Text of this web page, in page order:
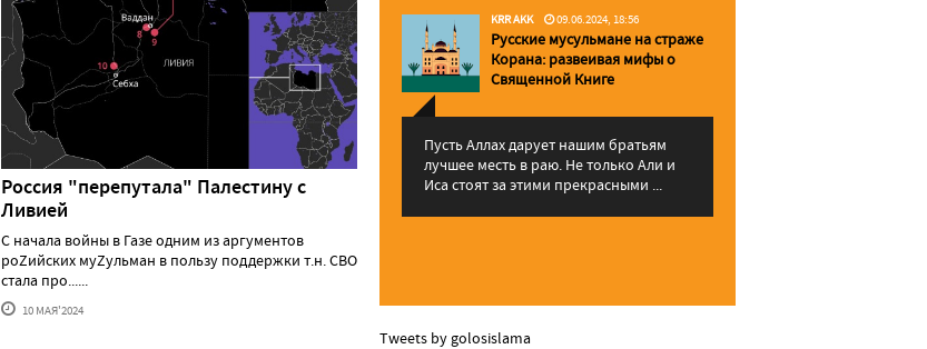
Россия "перепутала" Палестину с
Ливией
С начала войны в Газе одним из аргументов
роZийских муZульман в пользу поддержки т.н. СВО
стала про......
10 МАЯ'2024
KRR AKK 09.06.2024, 18:56
Русские мусульмане на страже
Корана: pазвеивая мифы о
Священной Книге
Пусть Аллах дарует нашим братьям
лучшее месть в раю. Не только Али и
Иса стоят за этими прекрасными ...
Tweets by golosislama